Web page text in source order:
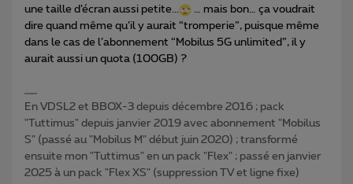
une taille d’écran aussi petite...
… mais bon… ça voudrait
dire quand même qu’il y aurait “tromperie”, puisque même
dans le cas de l’abonnement “Mobilus 5G unlimited”, il y
aurait aussi un quota (100GB) ?
En VDSL2 et BBOX-3 depuis décembre 2016 ; pack
"Tuttimus" depuis janvier 2019 avec abonnement "Mobilus
S" (passé au "Mobilus M" début juin 2020) ; transformé
ensuite mon "Tuttimus" en un pack "Flex" ; passé en janvier
2025 à un pack "Flex XS" (suppression TV et ligne fixe)